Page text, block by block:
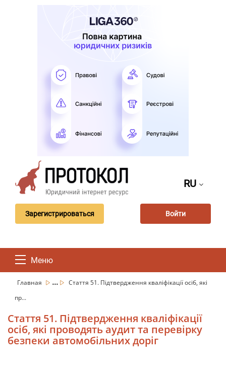
RU
Зарегистрироваться Войти
Меню
Главная ...
Стаття 51. Підтвердження кваліфікації осіб, які
пр...
Стаття 51. Підтвердження кваліфікації
осіб, які проводять аудит та перевірку
безпеки автомобільних доріг